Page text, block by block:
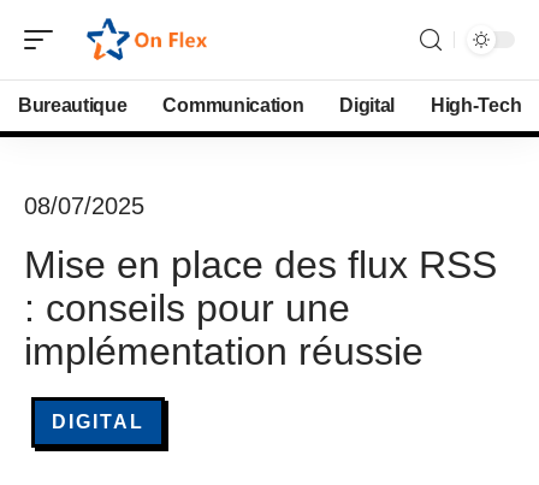
Bureautique Communication Digital High-Tech
08/07/2025
Mise en place des flux RSS
: conseils pour une
implémentation réussie
DIGITAL